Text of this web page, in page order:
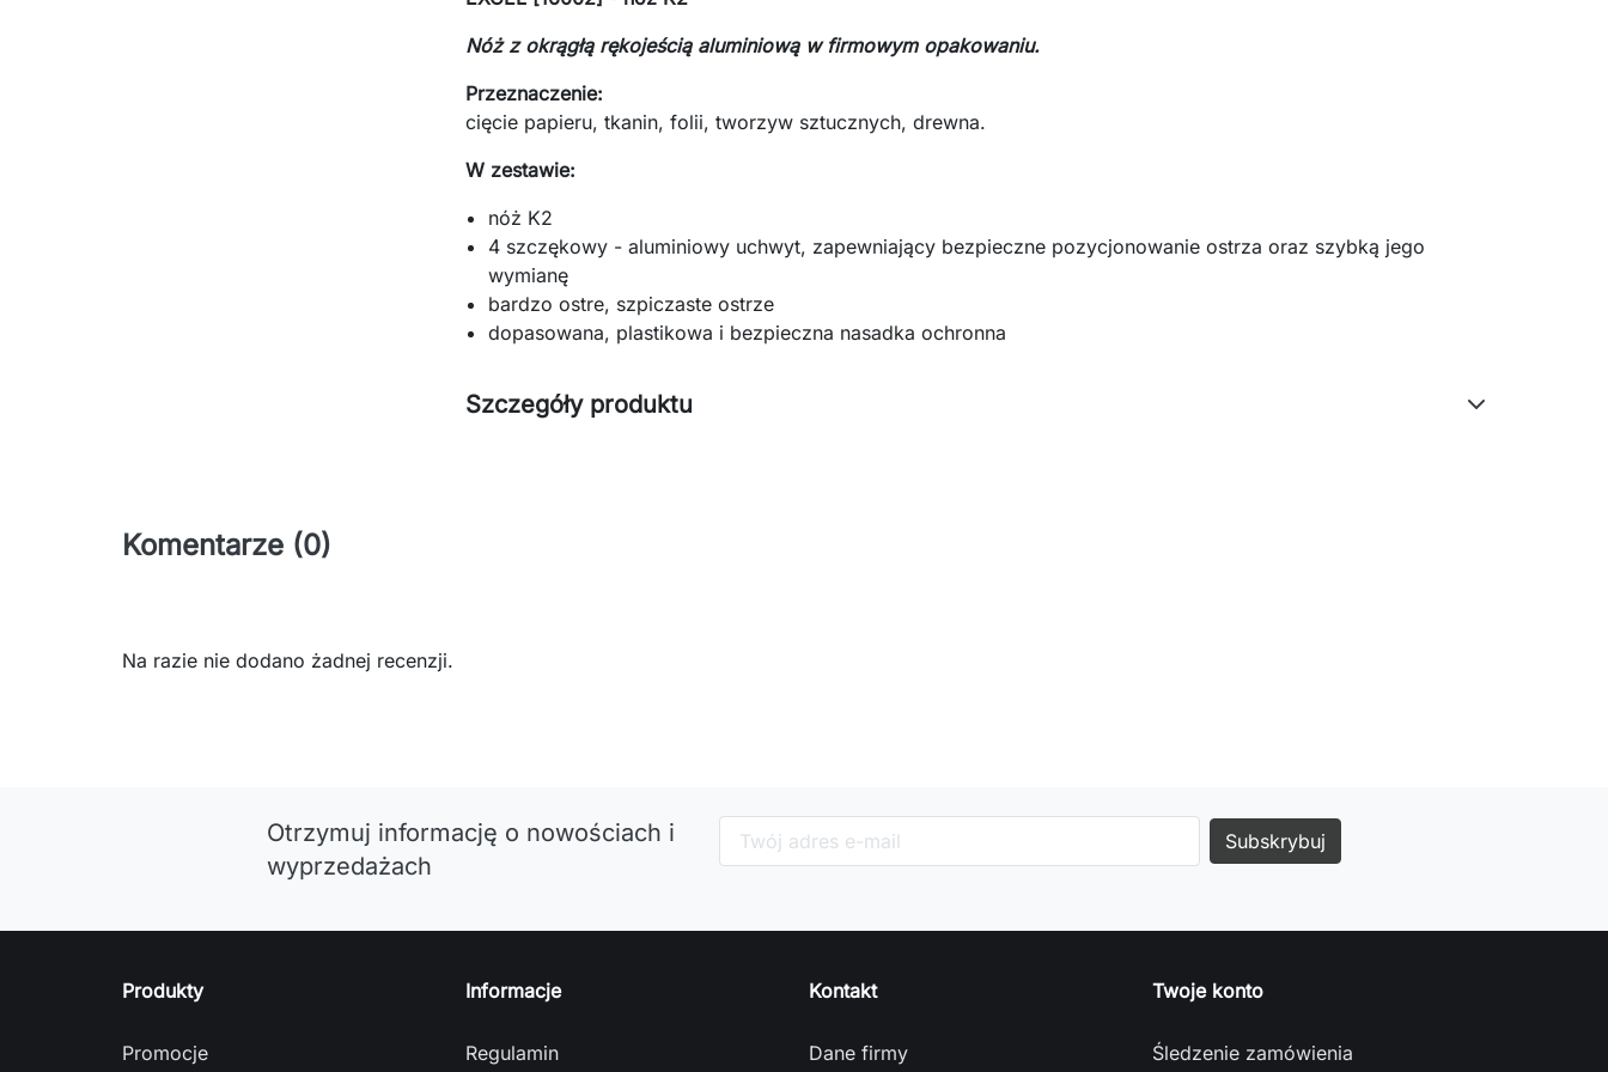
Nóż z okrągłą rękojeścią aluminiową w firmowym opakowaniu.
Przeznaczenie:
cięcie papieru, tkanin, folii, tworzyw sztucznych, drewna.
W zestawie:
nóż K2
4 szczękowy - aluminiowy uchwyt, zapewniający bezpieczne pozycjonowanie ostrza oraz szybką jego
wymianę
bardzo ostre, szpiczaste ostrze
dopasowana, plastikowa i bezpieczna nasadka ochronna
Szczegóły produktu
Komentarze (0)
Na razie nie dodano żadnej recenzji.
Otrzymuj informację o nowościach i
wyprzedażach
Produkty
Promocje
Informacje
Regulamin
Kontakt
Dane firmy
Twoje konto
Śledzenie zamówienia